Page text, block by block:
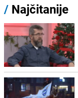
/ Najčitanije